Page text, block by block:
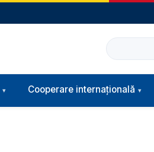
Caută
Cooperare internațională